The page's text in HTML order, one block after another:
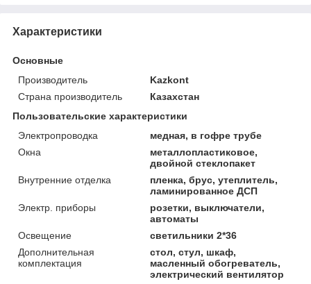
Характеристики
Основные
Производитель
Kazkont
Страна производитель
Казахстан
Пользовательские характеристики
Электропроводка
медная, в гофре трубе
Окна
металлопластиковое,
двойной стеклопакет
Внутренние отделка
пленка, брус, утеплитель,
ламинированное ДСП
Электр. приборы
розетки, выключатели,
автоматы
Освещение
светильники 2*36
Дополнительная
комплектация
стол, стул, шкаф,
масленный обогреватель,
электрический вентилятор